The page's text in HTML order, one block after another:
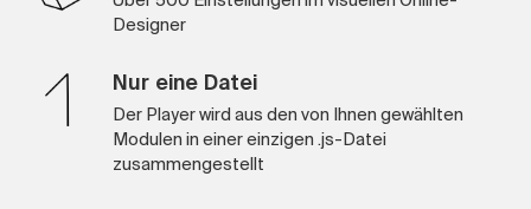
Designer
Nur eine Datei
Der Player wird aus den von Ihnen gewählten
Modulen in einer einzigen .js-Datei
zusammengestellt